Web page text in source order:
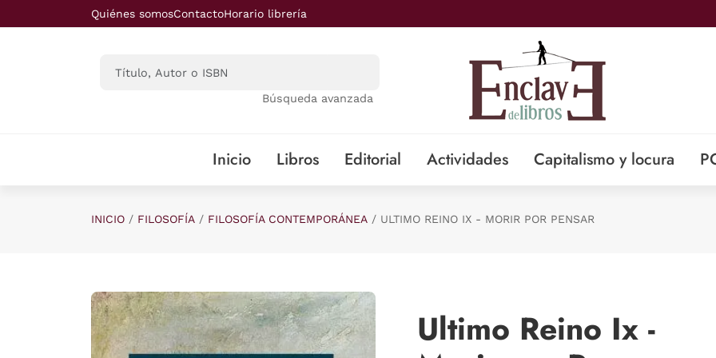
Saltar al contenido principal
Quiénes somosContactoHorario librería
Búsqueda avanzada
Inicio Libros Editorial Actividades Capitalismo y locura
INICIO FILOSOFÍA FILOSOFÍA CONTEMPORÁNEA ULTIMO REINO IX - MORIR POR PENSAR
Ultimo Reino Ix -